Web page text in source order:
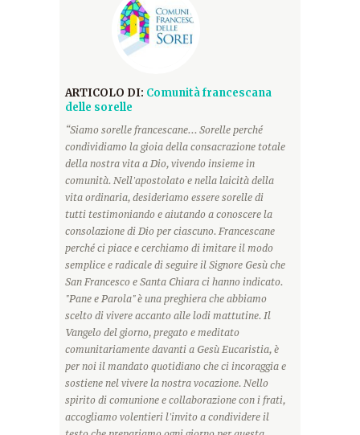
ARTICOLO DI: Comunità francescana
delle sorelle
“Siamo sorelle francescane... Sorelle perché
condividiamo la gioia della consacrazione totale
della nostra vita a Dio, vivendo insieme in
comunità. Nell'apostolato e nella laicità della
vita ordinaria, desideriamo essere sorelle di
tutti testimoniando e aiutando a conoscere la
consolazione di Dio per ciascuno. Francescane
perché ci piace e cerchiamo di imitare il modo
semplice e radicale di seguire il Signore Gesù che
San Francesco e Santa Chiara ci hanno indicato.
"Pane e Parola" è una preghiera che abbiamo
scelto di vivere accanto alle lodi mattutine. Il
Vangelo del giorno, pregato e meditato
comunitariamente davanti a Gesù Eucaristia, è
per noi il mandato quotidiano che ci incoraggia e
sostiene nel vivere la nostra vocazione. Nello
spirito di comunione e collaborazione con i frati,
accogliamo volentieri l'invito a condividere il